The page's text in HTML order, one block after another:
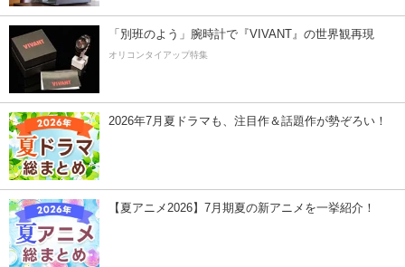
「別班のよう」腕時計で『VIVANT』の世界観再現
オリコンタイアップ特集
2026年7月夏ドラマも、注目作＆話題作が勢ぞろい！
【夏アニメ2026】7月期夏の新アニメを一挙紹介！